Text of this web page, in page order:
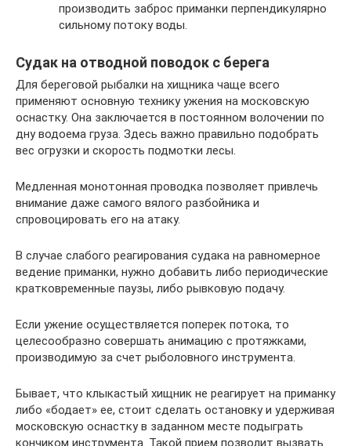
производить заброс приманки перпендикулярно
сильному потоку воды.
Судак на отводной поводок с берега
Для береговой рыбалки на хищника чаще всего
применяют основную технику ужения на московскую
оснастку. Она заключается в постоянном волочении по
дну водоема груза. Здесь важно правильно подобрать
вес огрузки и скорость подмотки лесы.
Медленная монотонная проводка позволяет привлечь
внимание даже самого вялого разбойника и
спровоцировать его на атаку.
В случае слабого реагирования судака на равномерное
ведение приманки, нужно добавить либо периодические
кратковременные паузы, либо рывковую подачу.
Если ужение осуществляется поперек потока, то
целесообразно совершать анимацию с протяжками,
производимую за счет рыболовного инструмента.
Бывает, что клыкастый хищник не реагирует на приманку
либо «бодает» ее, стоит сделать остановку и удерживая
московскую оснастку в заданном месте подыграть
кончиком инструмента. Такой прием позволит вызвать